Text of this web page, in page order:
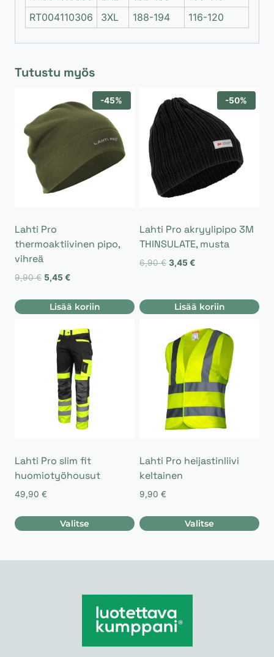
RT004110306
3XL 188-194 116-120
Tutustu myös
-45%
Lahti Pro
thermoaktiivinen pipo,
vihreä
9,90€ Alkuperäinen
oli:
9,90 €.
5,45 €Nykyinen
on:
5,45 €.
Lisää koriin
-50%
Lahti Pro akryylipipo 3M
THINSULATE, musta
6,90€ Alkuperäinen
6,90 €.
3,45 €Nykyinen
3,45 €.
Lisää koriin
Lahti Pro slim fit
huomiotyöhousut
49,90 €
Valitse
Lahti Pro heijastinliivi
keltainen
9,90 €
Valitse
muunnelma.
Voit
tehdä
valinnat